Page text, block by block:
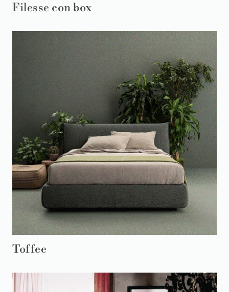
Filesse con box
Toffee